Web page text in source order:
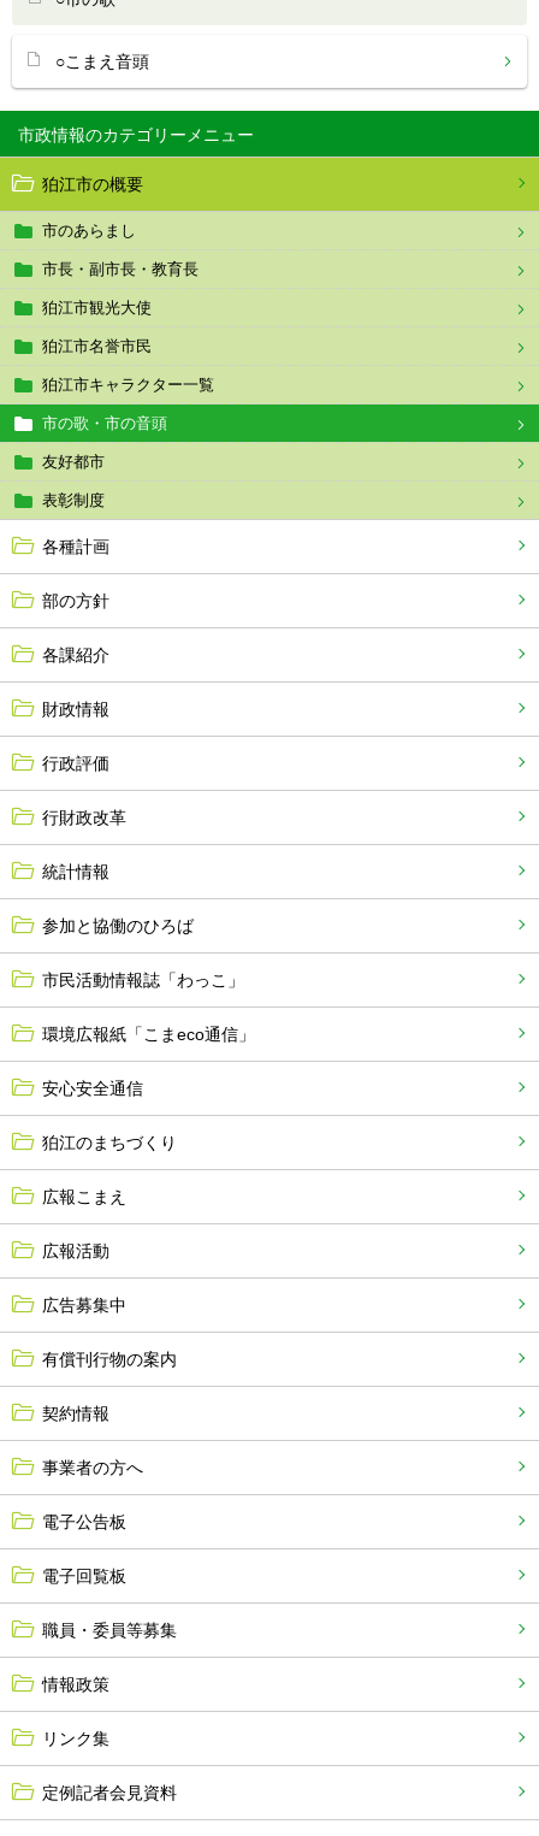
市政情報
狛江市の概要
市のあらまし
市長・副市長・教育長
狛江市観光大使
狛江市名誉市民
狛江市キャラクター一覧
市の歌・市の音頭
友好都市
表彰制度
各種計画
部の方針
各課紹介
財政情報
行政評価
行財政改革
統計情報
参加と協働のひろば
市民活動情報誌「わっこ」
環境広報紙「こまeco通信」
安心安全通信
狛江のまちづくり
広報こまえ
広報活動
広告募集中
有償刊行物の案内
契約情報
事業者の方へ
電子公告板
電子回覧板
職員・委員等募集
情報政策
リンク集
定例記者会見資料
○こまえ音頭